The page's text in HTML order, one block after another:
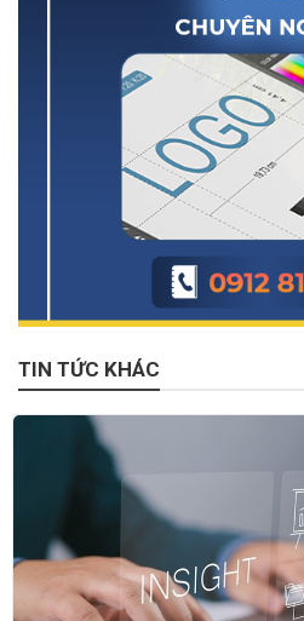
TIN TỨC KHÁC